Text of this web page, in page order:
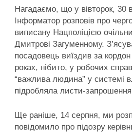
Нагадаємо, що у вівторок, 30
Інформатор розповів про
виписану Нацполіцією
Дмитрові Загуменному.
посадовець виїздив за
роках, нібито, у робочих
“важлива людина” у системі
підробляла листи-запрошення
Ще раніше, 14 серпня, ми
повідомило про підозру